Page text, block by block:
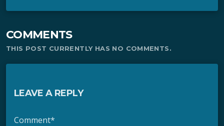
COMMENTS
THIS POST CURRENTLY HAS NO COMMENTS.
LEAVE A REPLY
Comment*